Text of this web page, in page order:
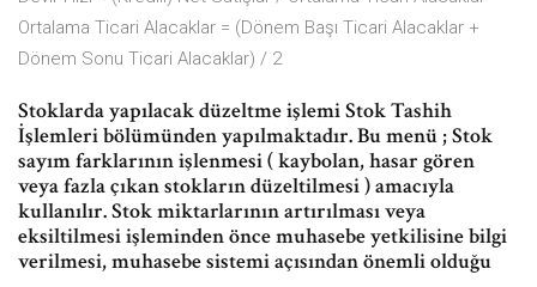
Ortalama Ticari Alacaklar = (Dönem Başı Ticari Alacaklar +
Dönem Sonu Ticari Alacaklar) / 2
Stoklarda yapılacak düzeltme işlemi Stok Tashih
İşlemleri bölümünden yapılmaktadır. Bu menü ; Stok
sayım farklarının işlenmesi ( kaybolan, hasar gören
veya fazla çıkan stokların düzeltilmesi ) amacıyla
kullanılır. Stok miktarlarının artırılması veya
eksiltilmesi işleminden önce muhasebe yetkilisine bilgi
verilmesi, muhasebe sistemi açısından önemli olduğu